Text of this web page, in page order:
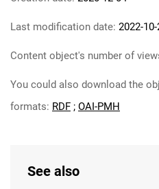
Last modification date: 2022-
Content object's number of
You could also download the
formats: RDF ; OAI-PMH
See also